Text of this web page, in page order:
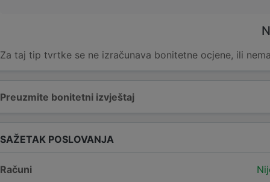
Preuzmite bonitetni izvještaj
Za taj tip tvrtke se ne izračunava bonitetne ocjene, ili
SAŽETAK POSLOVANJA
Računi